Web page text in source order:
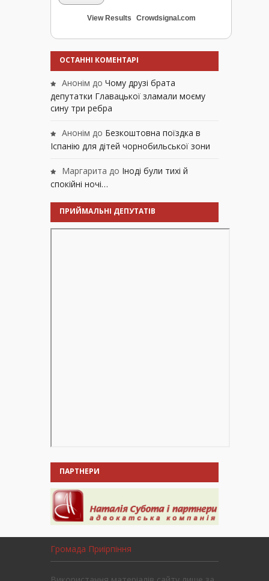
View Results Crowdsignal.com
ОСТАННІ КОМЕНТАРІ
Анонім до Чому друзі брата
депутатки Главацької зламали моєму
сину три ребра
Анонім до Безкоштовна поїздка в
Іспанію для дітей чорнобильської зони
Маргарита до Іноді були тихі й
спокійні ночі…
ПРИЙМАЛЬНІ ДЕПУТАТІВ
ПАРТНЕРИ
Громада Приірпіння